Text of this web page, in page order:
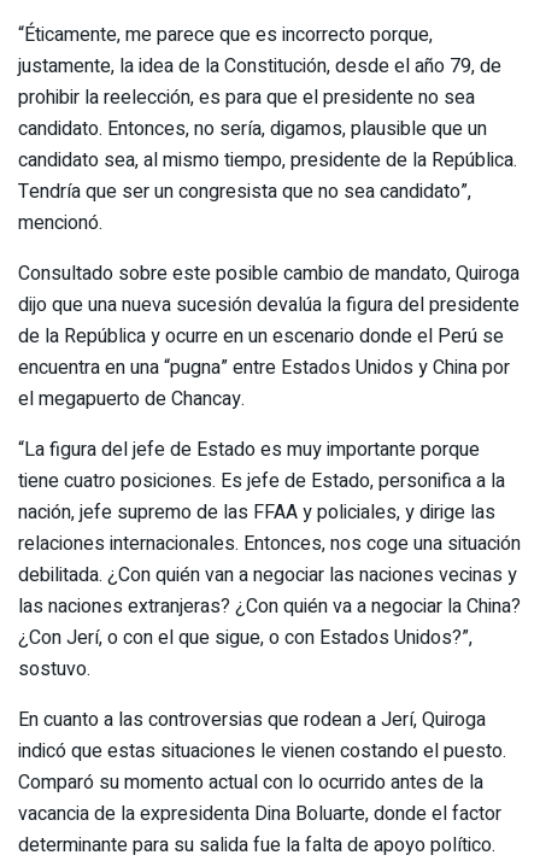
“Éticamente, me parece que es incorrecto porque,
justamente, la idea de la Constitución, desde el año 79, de
prohibir la reelección, es para que el presidente no sea
candidato. Entonces, no sería, digamos, plausible que un
candidato sea, al mismo tiempo, presidente de la República.
Tendría que ser un congresista que no sea candidato”,
mencionó.
Consultado sobre este posible cambio de mandato, Quiroga
dijo que una nueva sucesión devalúa la figura del presidente
de la República y ocurre en un escenario donde el Perú se
encuentra en una “pugna” entre Estados Unidos y China por
el megapuerto de Chancay.
“La figura del jefe de Estado es muy importante porque
tiene cuatro posiciones. Es jefe de Estado, personifica a la
nación, jefe supremo de las FFAA y policiales, y dirige las
relaciones internacionales. Entonces, nos coge una situación
debilitada. ¿Con quién van a negociar las naciones vecinas y
las naciones extranjeras? ¿Con quién va a negociar la China?
¿Con Jerí, o con el que sigue, o con Estados Unidos?”,
sostuvo.
En cuanto a las controversias que rodean a Jerí, Quiroga
indicó que estas situaciones le vienen costando el puesto.
Comparó su momento actual con lo ocurrido antes de la
vacancia de la expresidenta Dina Boluarte, donde el factor
determinante para su salida fue la falta de apoyo político.